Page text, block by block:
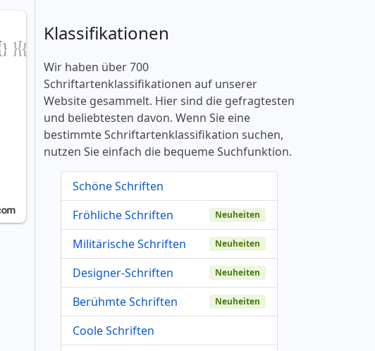
Klassifikationen
Wir haben über 700
Schriftartenklassifikationen auf unserer
Website gesammelt. Hier sind die gefragtesten
und beliebtesten davon. Wenn Sie eine
bestimmte Schriftartenklassifikation suchen,
nutzen Sie einfach die bequeme Suchfunktion.
Schöne Schriften
Fröhliche Schriften
Neuheiten
Militärische Schriften Neuheiten
Designer-Schriften Neuheiten
Berühmte Schriften Neuheiten
Coole Schriften